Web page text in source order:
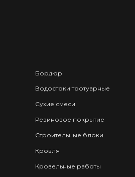
Бордюр
Водостоки тротуарные
Сухие смеси
Резиновое покрытие
Строительные блоки
Кровля
Кровельные работы